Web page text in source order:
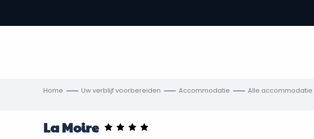
contenu
Home Uw verblijf voorbereiden Accommodatie Alle accommodatie
La Moire